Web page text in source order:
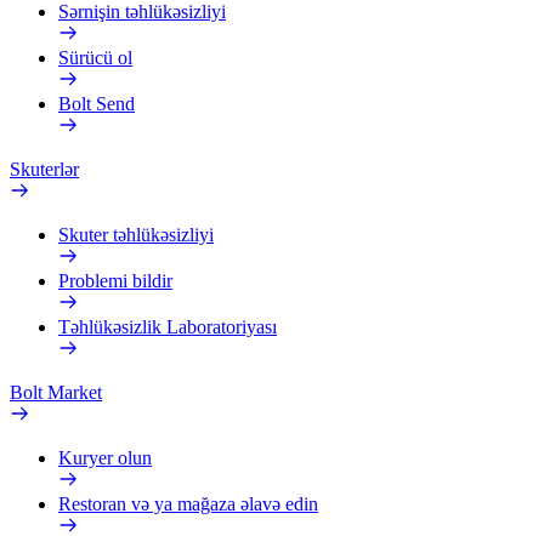
Sərnişin təhlükəsizliyi
Sürücü ol
Bolt Send
Skuterlər
Skuter təhlükəsizliyi
Problemi bildir
Təhlükəsizlik Laboratoriyası
Bolt Market
Kuryer olun
Restoran və ya mağaza əlavə edin